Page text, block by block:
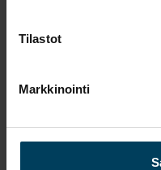
Tilastot
Markkinointi
lade være med at
Læs mere